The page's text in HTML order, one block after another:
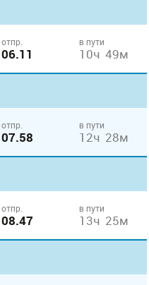
отпр.
06.11
в пути
10ч 49м
отпр.
07.58
в пути
12ч 28м
отпр.
08.47
в пути
13ч 25м